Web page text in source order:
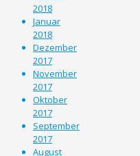
2018
Januar
2018
Dezember
2017
November
2017
Oktober
2017
September
2017
August